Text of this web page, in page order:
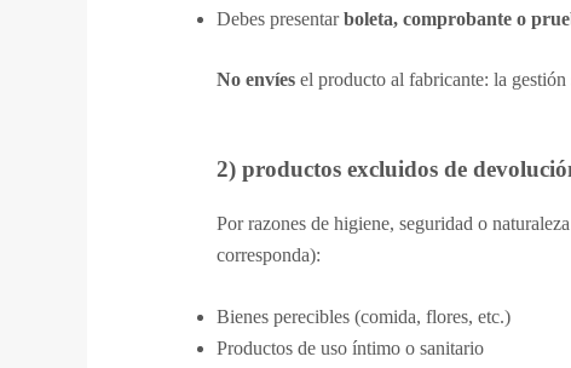
Debes presentarboleta, comprobante o
No envíesel producto al fabricante: la gestión
2) productos excluidos de
Por razones de higiene, seguridad o
corresponda):
Bienes perecibles (comida, flores, etc.)
Productos de uso íntimo o sanitario